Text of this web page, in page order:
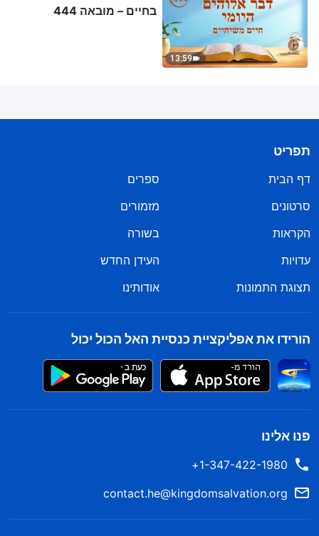
13:59
בחיים – מובאה 444
תפריט
דף הבית
ספרים
סרטונים
מזמורים
הקראות
בשורה
עדויות
העידן החדש
תצוגת התמונות
אודותינו
הורידו את אפליקציית כנסיית האל הכול יכול
פנו אלינו
1-347-422-1980+
contact.he@kingdomsalvation.org